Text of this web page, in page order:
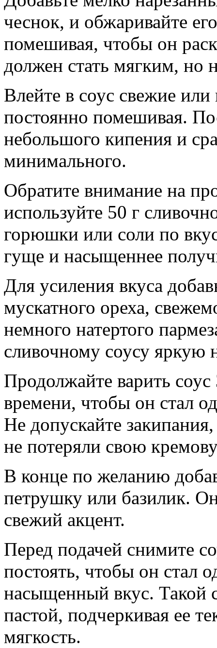
чеснок, и обжаривайте
помешивая, чтобы он
должен стать мягким, но
Влейте в соус свежие
постоянно помешивая.
небольшого кипения и
минимального.
Обратите внимание на
используйте 50 г
горюшки или соли по
гуще и насыщеннее
Для усиления вкуса
мускатного ореха,
немного натертого
сливочному соусу яркую
Продолжайте варить
времени, чтобы он стал
Не допускайте
не потеряли свою
В конце по желанию
петрушку или базилик.
свежий акцент.
Перед подачей снимите
постоять, чтобы он стал
насыщенный вкус. Такой
пастой, подчеркивая ее
мягкость.